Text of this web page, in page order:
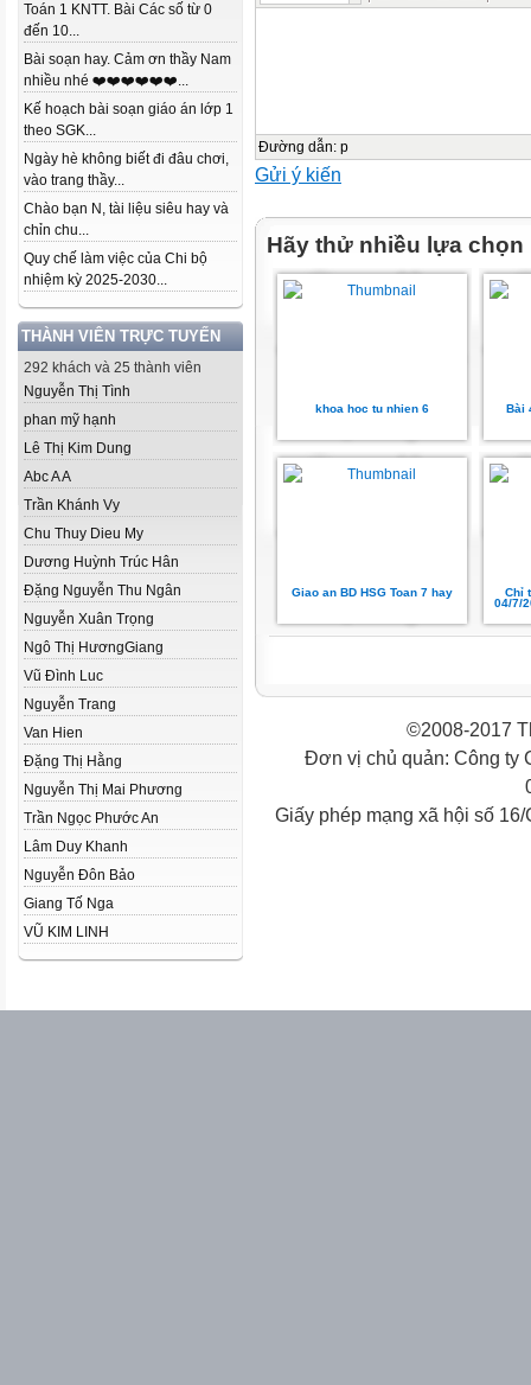
Toán 1 KNTT. Bài Các số từ 0
đến 10...
Bài soạn hay. Cảm ơn thầy Nam
nhiều nhé ❤️❤️❤️❤️❤️❤️...
Kế hoạch bài soạn giáo án lớp 1
theo SGK...
Ngày hè không biết đi đâu chơi,
vào trang thầy...
Chào bạn N, tài liệu siêu hay và
chỉn chu...
Quy chế làm việc của Chi bộ
nhiệm kỳ 2025-2030...
THÀNH VIÊN TRỰC TUYẾN
292 khách và 25 thành viên
Nguyễn Thị Tình
phan mỹ hạnh
Lê Thị Kim Dung
Abc A A
Trần Khánh Vy
Chu Thuy Dieu My
Dương Huỳnh Trúc Hân
Đặng Nguyễn Thu Ngân
Nguyễn Xuân Trọng
Ngô Thị HươngGiang
Vũ Đình Luc
Nguyễn Trang
Van Hien
Đặng Thị Hằng
Nguyễn Thị Mai Phương
Trần Ngọc Phước An
Lâm Duy Khanh
Nguyễn Đôn Bảo
Giang Tố Nga
VŨ KIM LINH
Đường dẫn: p
Gửi ý kiến
Hãy thử nhiều lựa chọn
khoa hoc tu nhien 6 Bài
Giao an BD HSG Toan 7 hay
Chỉ
04/7/
©2008-2017
Đơn vị chủ quản: Công ty
Giấy phép mạng xã hội số